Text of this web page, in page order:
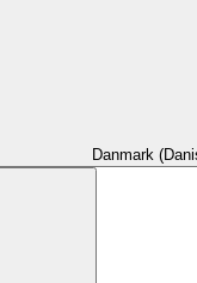
Danmark